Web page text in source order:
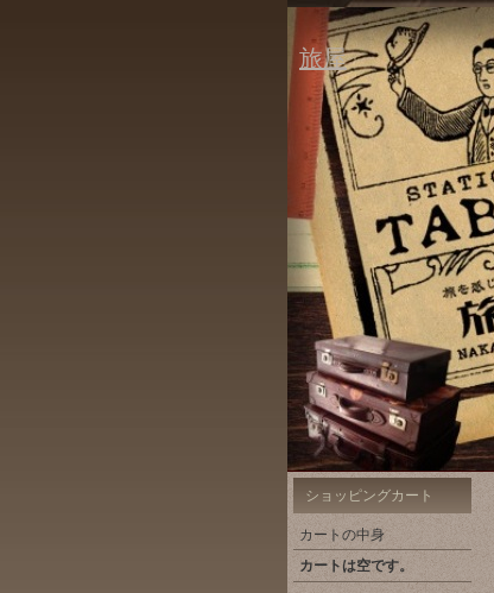
旅屋
ショッピングカート
カートの中身
カートは空です。